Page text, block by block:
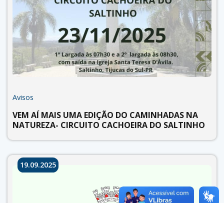
Avisos
VEM AÍ MAIS UMA EDIÇÃO DO CAMINHADAS NA
NATUREZA- CIRCUITO CACHOEIRA DO SALTINHO
19.09.2025